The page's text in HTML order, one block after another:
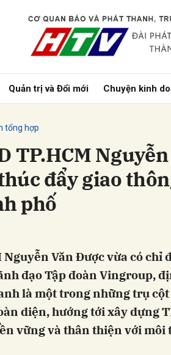
Quản trị và Đổi mới Chuyện kinh
tổng hợp
TP.HCM
đẩy giao
phố
Nguyễn Văn Được vừa có chỉ
đạo Tập đoàn Vingroup,
là một trong những trụ
diện, hướng tới xây dựng
vững và thân thiện với môi